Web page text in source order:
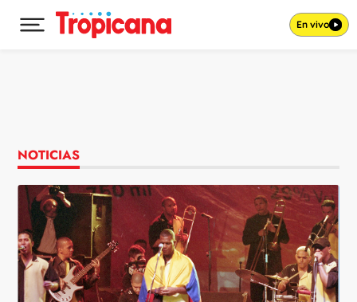
Desplegar menú principal En vivo
NOTICIAS